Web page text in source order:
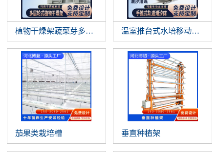
植物干燥架蔬菜芽多层垂直悬挂植物晾温室推台式水培移动作物支
茄果类栽培槽 垂直种植架